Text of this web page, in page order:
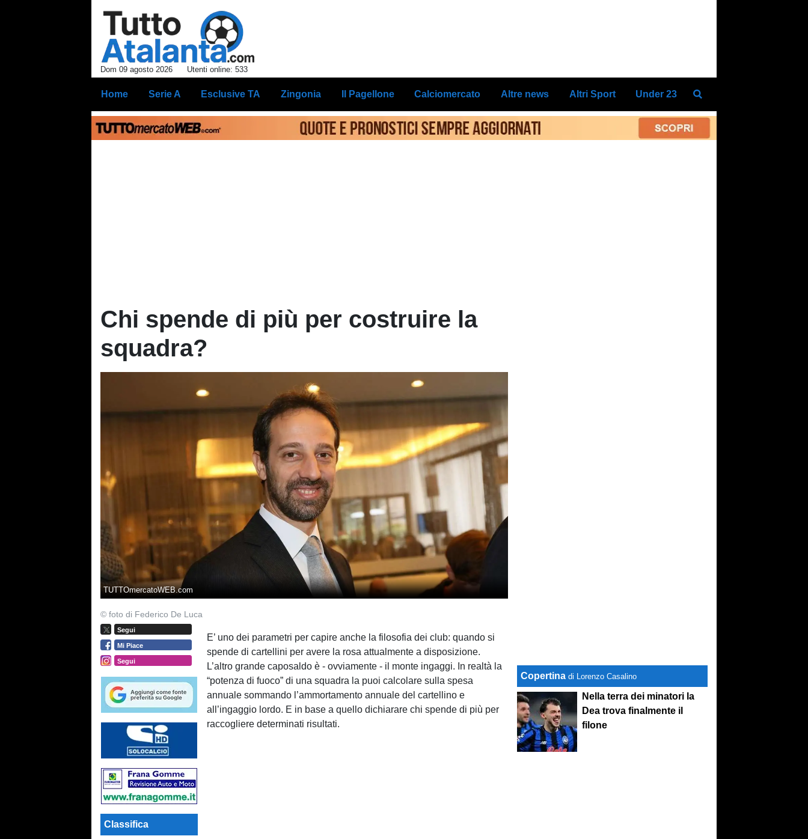
Dom 09 agosto 2026 Utenti online: 533
Home Serie A Esclusive TA Zingonia Il Pagellone Calciomercato Altre news Altri Sport Under 23
Chi spende di più per costruire la
squadra?
TUTTOmercatoWEB.com
© foto di Federico De Luca
Segui
Mi Piace
Segui
Classifica
E’ uno dei parametri per capire anche la filosofia dei club: quando si
spende di cartellini per avere la rosa attualmente a disposizione.
L’altro grande caposaldo è - ovviamente - il monte ingaggi. In realtà la
“potenza di fuoco” di una squadra la puoi calcolare sulla spesa
annuale sommando l’ammortamento annuale del cartellino e
all’ingaggio lordo. E in base a quello dichiarare chi spende di più per
raccogliere determinati risultati.
Copertina di Lorenzo Casalino
Nella terra dei minatori la
Dea trova finalmente il
filone